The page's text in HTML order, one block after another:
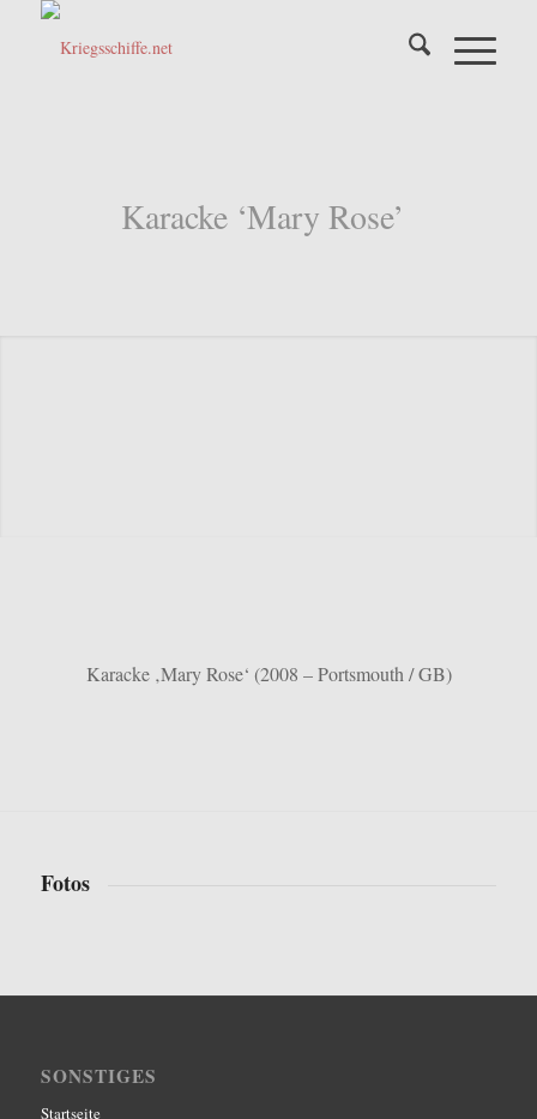
Karacke ‘Mary Rose’
Karacke ‚Mary Rose‘ (2008 – Portsmouth / GB)
Fotos
SONSTIGES
Startseite